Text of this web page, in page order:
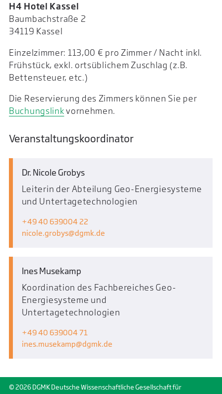
H4 Hotel Kassel
Baumbachstraße 2
34119 Kassel
Einzelzimmer: 113,00 € pro Zimmer / Nacht inkl.
Frühstück, exkl. ortsüblichem Zuschlag (z.B.
Bettensteuer, etc.)
Die Reservierung des Zimmers können Sie per
Buchungslinkvornehmen.
Veranstaltungskoordinator
Dr. Nicole Grobys
Leiterin der Abteilung Geo-Energiesysteme
und Untertagetechnologien
+49 40 639004 22
nicole.grobys
dgmk.de
Ines Musekamp
Koordination des Fachbereiches Geo-
Energiesysteme und
Untertagetechnologien
+49 40 639004 71
ines.musekamp
dgmk.de
© 2026 DGMK Deutsche Wissenschaftliche Gesellschaft für